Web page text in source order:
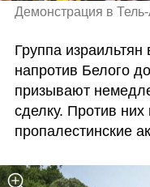
Демонстрация в
Группа
напротив Белого
призывают
сделку. Против
пропалестинские